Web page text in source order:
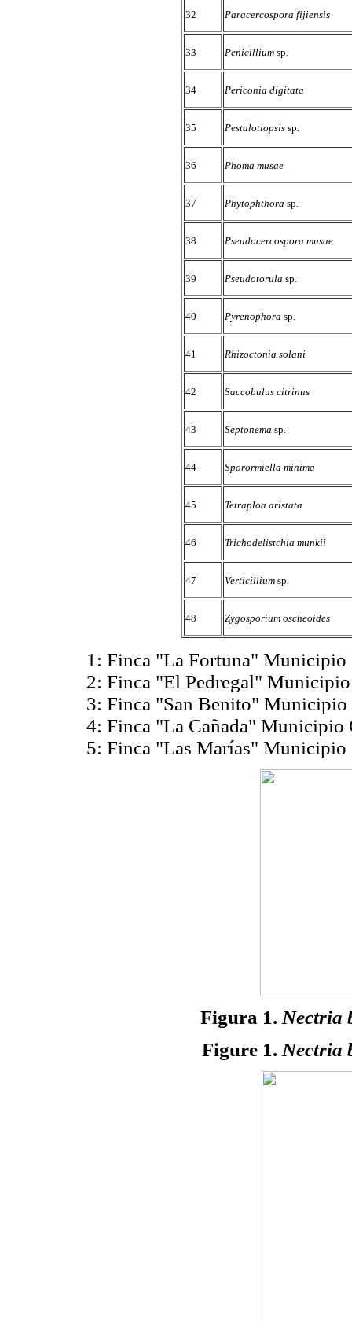
32 Paracercospora fijiensis
33 Penicillium sp
34 Periconia digitata
35 Pestalotiopsis sp
36 Phoma musae
37 Phytophthora sp
38 Pseudocercospora musae
39 Pseudotorula sp
40 Pyrenophora sp
41 Rhizoctonia solani
42 Saccobulus citrinus
43 Septonema sp
44 Sporormiella minima
45 Tetraploa aristata
46 Trichodelistchia munkii
47 Verticillium sp
48 Zygosporium oscheoides
1: Finca "La Fortuna" Municipio
2: Finca "El Pedregal"
3: Finca "San Benito" Municipio
4: Finca "La Cañada" Municipio
5: Finca "Las Marías" Municipio
Figura 1. Nectria
Figure 1. Nectria